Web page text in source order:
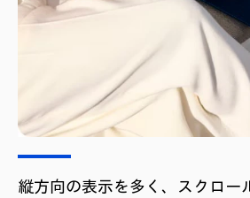
縦方向の表示を多く、スクロー